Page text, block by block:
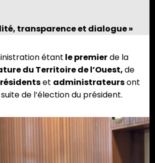
transparence et dialogue »
étant le premierde la
du Territoire de l’Ouest,de
et administrateursont
de l’élection du président.